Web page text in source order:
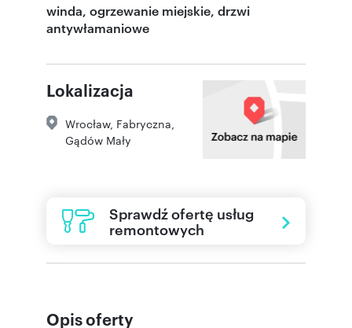
winda, ogrzewanie miejskie, drzwi
antywłamaniowe
Lokalizacja
Wrocław, Fabryczna,
Gądów Mały
Sprawdź ofertę usług
remontowych
Opis oferty